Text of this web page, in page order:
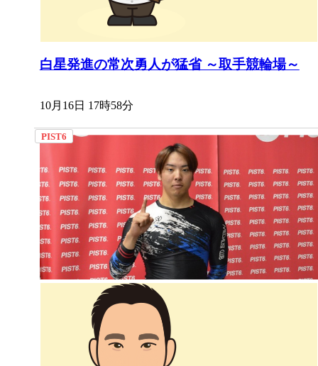
白星発進の常次勇人が猛省 ～取手競輪場～
10月16日 17時58分